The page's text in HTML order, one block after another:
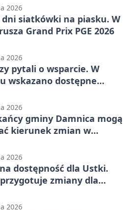
2026
dni siatkówki na piasku. W
Grand Prix PGE 2026
2026
pytali o wsparcie. W
wskazano dostępne
2026
gminy Damnica mogą
kierunek zmian w
2026
dostępność dla Ustki.
zmiany dla
2026